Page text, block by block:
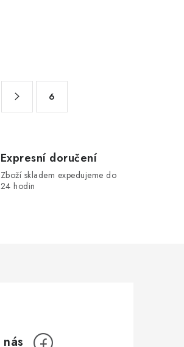
6
Expresní doručení
Zboží skladem expedujeme do
24 hodin